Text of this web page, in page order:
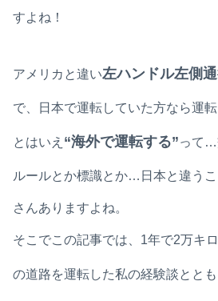
すよね！
アメリカと違い左ハンドル左側
で、日本で運転していた方なら運
とはいえ “海外で運転する”って…
ルールとか標識とか…日本と違うこ
さんありますよね。
そこでこの記事では、1年で2万キ
の道路を運転した私の経験談ととも